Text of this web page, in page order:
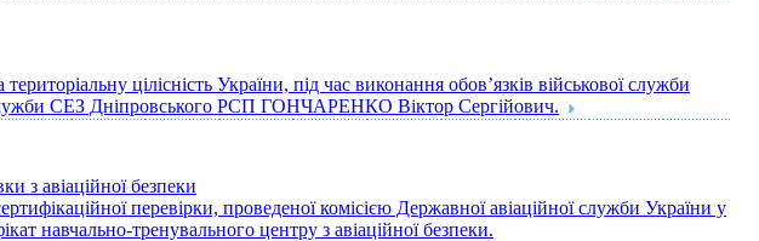
цілісність України, під час виконання обов’язків військової служби
СЕЗ Дніпровського РСП ГОНЧАРЕНКО Віктор Сергійович.
з авіаційної безпеки
перевірки, проведеної комісією Державної авіаційної служби України у
навчально-тренувального центру з авіаційної безпеки.